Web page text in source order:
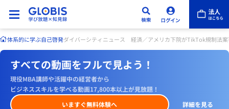
体系的に学ぶ自己啓発ダイバーシティニュース 経済／アメリカ下院がTikTok規制法
すべての動画をフルで見よう！
現役MBA講師や活躍中の経営者から
ビジネススキルを学べる動画17,800本以上が見放題！
いますぐ無料体験へ
詳細を見る